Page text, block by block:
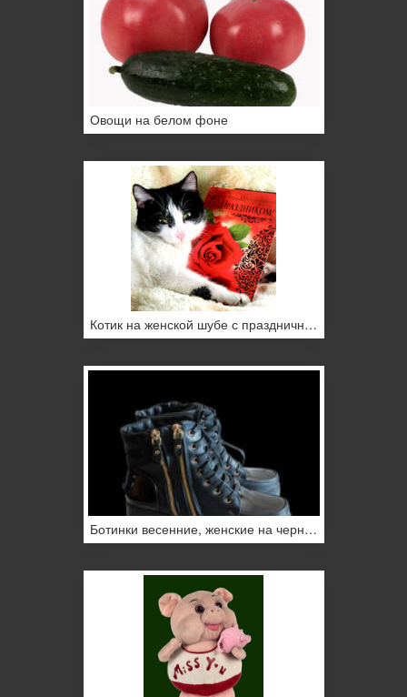
Овощи на белом фоне
Котик на женской шубе с праздничной открыткой
Ботинки весенние, женские на черном фоне